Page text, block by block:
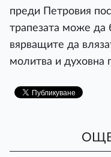
преди Петровия
трапезата може да
вярващите да
молитва и духовна